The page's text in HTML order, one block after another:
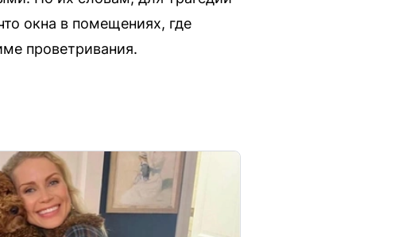
окна в помещениях, где
проветривания.